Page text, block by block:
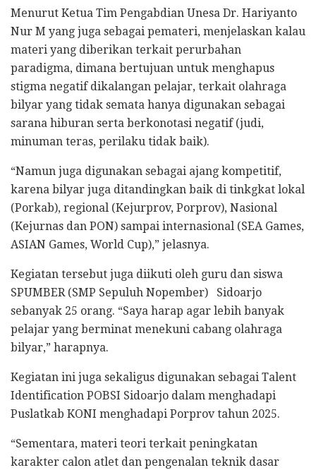
Menurut Ketua Tim Pengabdian Unesa Dr. Hariyanto
Nur M yang juga sebagai pemateri, menjelaskan kalau
materi yang diberikan terkait perurbahan
paradigma, dimana bertujuan untuk menghapus
stigma negatif dikalangan pelajar, terkait olahraga
bilyar yang tidak semata hanya digunakan sebagai
sarana hiburan serta berkonotasi negatif (judi,
minuman teras, perilaku tidak baik).
“Namun juga digunakan sebagai ajang kompetitif,
karena bilyar juga ditandingkan baik di tinkgkat lokal
(Porkab), regional (Kejurprov, Porprov), Nasional
(Kejurnas dan PON) sampai internasional (SEA Games,
ASIAN Games, World Cup),” jelasnya.
Kegiatan tersebut juga diikuti oleh guru dan siswa
SPUMBER (SMP Sepuluh Nopember) Sidoarjo
sebanyak 25 orang. “Saya harap agar lebih banyak
pelajar yang berminat menekuni cabang olahraga
bilyar,” harapnya.
Kegiatan ini juga sekaligus digunakan sebagai Talent
Identification POBSI Sidoarjo dalam menghadapi
Puslatkab KONI menghadapi Porprov tahun 2025.
“Sementara, materi teori terkait peningkatan
karakter calon atlet dan pengenalan teknik dasar